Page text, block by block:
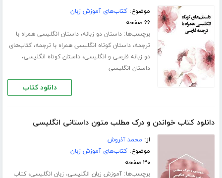
موضوع:کتاب‌های آموزش زبان
۶۶ صفحه
برچسب‌ها:داستان دو زبانه،داستان انگلیسی همراه با
ترجمه،داستان کوتاه انگلیسی همراه با ترجمه،کتاب‌های
دو زبانه فارسی و انگلیسی،داستان کوتاه انگلیسی،
داستان انگلیسی
دانلود کتاب
دانلود کتاب خواندن و درک مطلب متون داستانی انگلیسی
از: محمد آذروش
موضوع:کتاب‌های آموزش زبان
۳۰ صفحه
برچسب‌ها:آموزش زبان انگلیسی، زبان انگلیسی،کتاب